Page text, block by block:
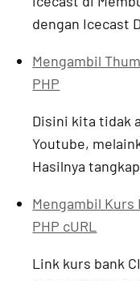
dengan Icecast
Mengambil
PHP
Disini kita tidak
Youtube,
Hasilnya
Mengambil Kurs
PHP cURL
Link kurs bank